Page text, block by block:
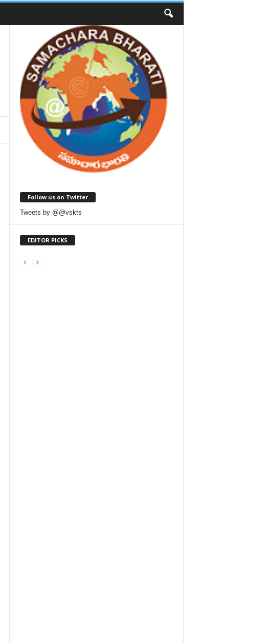
Follow us on Twitter
Tweets by @@vskts
EDITOR PICKS